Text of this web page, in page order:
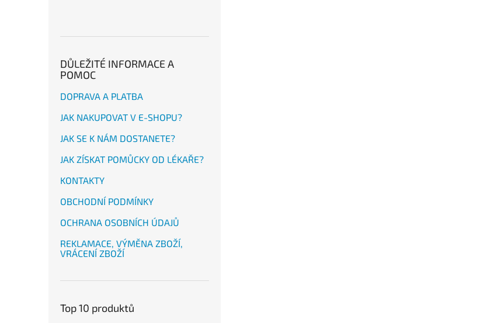
DŮLEŽITÉ INFORMACE A
POMOC
DOPRAVA A PLATBA
JAK NAKUPOVAT V E-SHOPU?
JAK SE K NÁM DOSTANETE?
JAK ZÍSKAT POMŮCKY OD LÉKAŘE?
KONTAKTY
OBCHODNÍ PODMÍNKY
OCHRANA OSOBNÍCH ÚDAJŮ
REKLAMACE, VÝMĚNA ZBOŽÍ,
VRÁCENÍ ZBOŽÍ
Top 10 produktů